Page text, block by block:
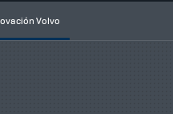
Volvo